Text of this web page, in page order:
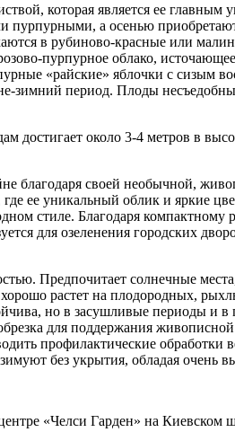
которая является ее
пурпурными, а осенью
в рубиново-красные или
пурпурное облако,
«райские» яблочки с сизым
зимний период. Плоды
достигает около 3-4 метров в
благодаря своей необычной,
ее уникальный облик и яркие
стиле. Благодаря
для озеленения городских
Предпочитает солнечные
растет на плодородных,
но в засушливые периоды и
для поддержания
профилактические
без укрытия, обладая очень
«Челси Гарден» на Киевском